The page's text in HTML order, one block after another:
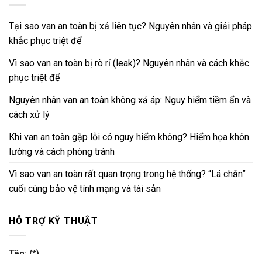
Tại sao van an toàn bị xả liên tục? Nguyên nhân và giải pháp
khắc phục triệt để
Vì sao van an toàn bị rò rỉ (leak)? Nguyên nhân và cách khắc
phục triệt để
Nguyên nhân van an toàn không xả áp: Nguy hiểm tiềm ẩn và
cách xử lý
Khi van an toàn gặp lỗi có nguy hiểm không? Hiểm họa khôn
lường và cách phòng tránh
Vì sao van an toàn rất quan trọng trong hệ thống? “Lá chắn”
cuối cùng bảo vệ tính mạng và tài sản
HỖ TRỢ KỸ THUẬT